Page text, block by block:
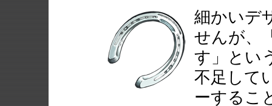
細かいデ
せんが、
す」とい
不足して
ーするこ